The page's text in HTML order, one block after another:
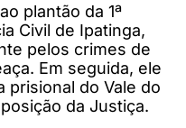
plantão da 1ª
Civil de Ipatinga,
pelos crimes de
Em seguida, ele
prisional do Vale do
da Justiça.